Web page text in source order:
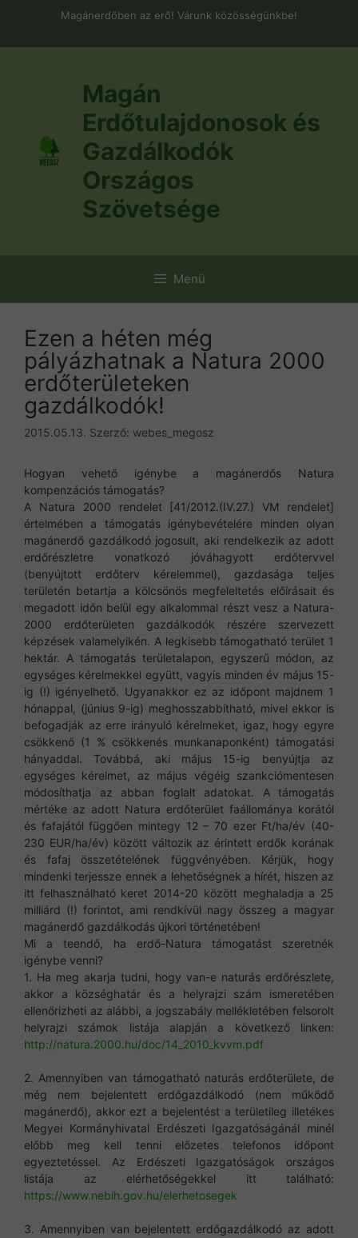
Magánerdőben az erő! Várunk közösségünkbe!
Magán
Erdőtulajdonosok és
Gazdálkodók
Országos
Szövetsége
Menü
Ezen a héten még
pályázhatnak a Natura 2000
erdőterületeken
gazdálkodók!
2015.05.13. Szerző: webes_megosz
Hogyan vehető igénybe a magánerdős Natura
kompenzációs támogatás?
A Natura 2000 rendelet [41/2012.(IV.27.) VM rendelet]
értelmében a támogatás igénybevételére minden olyan
magánerdő gazdálkodó jogosult, aki rendelkezik az adott
erdőrészletre vonatkozó jóváhagyott erdőtervvel
(benyújtott erdőterv kérelemmel), gazdasága teljes
területén betartja a kölcsönös megfeleltetés előírásait és
megadott időn belül egy alkalommal részt vesz a Natura-
2000 erdőterületen gazdálkodók részére szervezett
képzések valamelyikén. A legkisebb támogatható terület 1
hektár. A támogatás területalapon, egyszerű módon, az
egységes kérelmekkel együtt, vagyis minden év május 15-
ig (!) igényelhető. Ugyanakkor ez az időpont majdnem 1
hónappal, (június 9-ig) meghosszabbítható, mivel ekkor is
befogadják az erre irányuló kérelmeket, igaz, hogy egyre
csökkenő (1 % csökkenés munkanaponként) támogatási
hányaddal. Továbbá, aki május 15-ig benyújtja az
egységes kérelmet, az május végéig szankciómentesen
módosíthatja az abban foglalt adatokat. A támogatás
mértéke az adott Natura erdőterület faállománya korától
és fafajától függően mintegy 12 – 70 ezer Ft/ha/év (40-
230 EUR/ha/év) között változik az érintett erdők korának
és fafaj összetételének függvényében. Kérjük, hogy
mindenki terjessze ennek a lehetőségnek a hírét, hiszen az
itt felhasználható keret 2014-20 között meghaladja a 25
milliárd (!) forintot, ami rendkívül nagy összeg a magyar
magánerdő gazdálkodás újkori történetében!
Mi a teendő, ha erdő-Natura támogatást szeretnék
igénybe venni?
1. Ha meg akarja tudni, hogy van-e naturás erdőrészlete,
akkor a községhatár és a helyrajzi szám ismeretében
ellenőrizheti az alábbi, a jogszabály mellékletében felsorolt
helyrajzi számok listája alapján a következő linken:
http://natura.2000.hu/doc/14_2010_kvvm.pdf
2. Amennyiben van támogatható naturás erdőterülete, de
még nem bejelentett erdőgazdálkodó (nem működő
magánerdő), akkor ezt a bejelentést a területileg illetékes
Megyei Kormányhivatal Erdészeti Igazgatóságánál minél
előbb meg kell tenni előzetes telefonos időpont
egyeztetéssel. Az Erdészeti Igazgatóságok országos
listája az elérhetőségekkel itt található:
https://www.nebih.gov.hu/elerhetosegek
3. Amennyiben van bejelentett erdőgazdálkodó az adott